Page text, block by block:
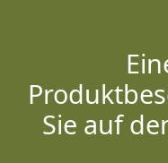
Sie auf